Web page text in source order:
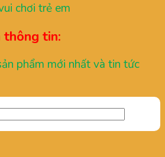
chơi trẻ em
thông tin:
phẩm mới nhất và tin tức